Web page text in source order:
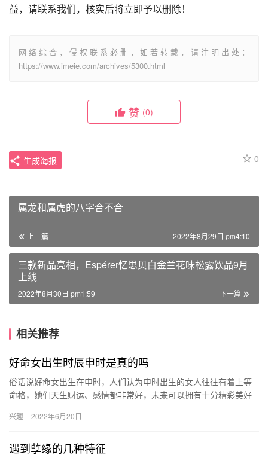
益，请联系我们，核实后将立即予以删除！
网络综合，侵权联系必删，如若转载，请注明出处：
https://www.imeie.com/archives/5300.html
赞 (0)
0
生成海报
属龙和属虎的八字合不合
上一篇 2022年8月29日 pm4:10
三款新品亮相，Espérer忆思贝白金兰花味松露饮品9月
上线
下一篇
2022年8月30日 pm1:59
相关推荐
好命女出生时辰申时是真的吗
俗话说好命女出生在申时，人们认为申时出生的女人往往有着上等
命格，她们天生财运、感情都非常好，未来可以拥有十分精彩美好
的女…
兴趣 2022年6月20日
遇到孽缘的几种特征